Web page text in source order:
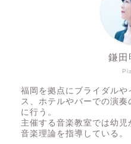
鎌田
福岡を拠点にブライダル
ス、ホテルやバーでの演
に行う。
主催する音楽教室では幼児
音楽理論を指導している。